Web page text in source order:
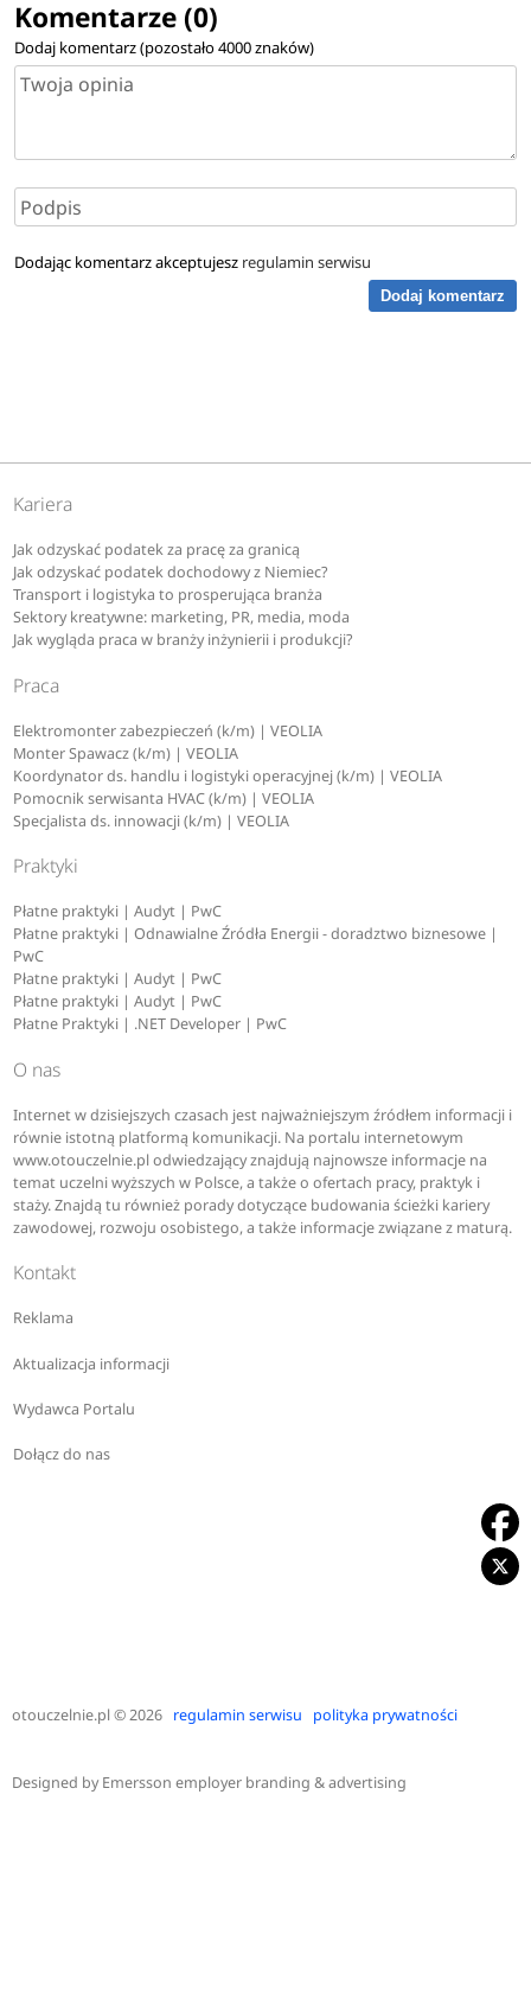
Komentarze (0)
Dodaj komentarz (pozostało4000znaków)
Dodając komentarz akceptujesz regulamin serwisu
Dodaj komentarz
Kariera
Jak odzyskać podatek za pracę za granicą
Jak odzyskać podatek dochodowy z Niemiec?
Transport i logistyka to prosperująca branża
Sektory kreatywne: marketing, PR, media, moda
Jak wygląda praca w branży inżynierii i produkcji?
Praca
Elektromonter zabezpieczeń (k/m) | VEOLIA
Monter Spawacz (k/m) | VEOLIA
Koordynator ds. handlu i logistyki operacyjnej (k/m) | VEOLIA
Pomocnik serwisanta HVAC (k/m) | VEOLIA
Specjalista ds. innowacji (k/m) | VEOLIA
Praktyki
Płatne praktyki | Audyt | PwC
Płatne praktyki | Odnawialne Źródła Energii - doradztwo biznesowe |
PwC
Płatne praktyki | Audyt | PwC
Płatne praktyki | Audyt | PwC
Płatne Praktyki | .NET Developer | PwC
O nas
Internet w dzisiejszych czasach jest najważniejszym źródłem informacji i
równie istotną platformą komunikacji. Na portalu internetowym
www.otouczelnie.pl odwiedzający znajdują najnowsze informacje na
temat uczelni wyższych w Polsce, a także o ofertach pracy, praktyk i
staży. Znajdą tu również porady dotyczące budowania ścieżki kariery
zawodowej, rozwoju osobistego, a także informacje związane z maturą.
Kontakt
Reklama
Aktualizacja informacji
Wydawca Portalu
Dołącz do nas
otouczelnie.pl© 2026 regulamin serwisu polityka prywatności
Designed byEmersson employer branding & advertising